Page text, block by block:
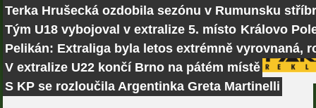
Terka Hrušecká ozdobila sezónu v Rumunsku
Tým U18 vybojoval v extralize 5. místo Královo
Pelikán: Extraliga byla letos extrémně vyrovnaná,
V extralize U22 končí Brno na pátém místě
S KP se rozloučila Argentinka Greta Martinelli